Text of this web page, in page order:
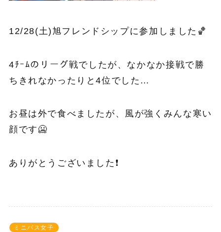
12/28(土)旭フレンドシップに参加しました🏀
4ﾁｰﾑのリーグ戦でしたが、なかなか接戦で勝
ちきれなかったりと4位でした…
お昼は外で食べましたが、風が強くみんな寒い
顔です🥶
ありがとうございました❗
ミニバス女子